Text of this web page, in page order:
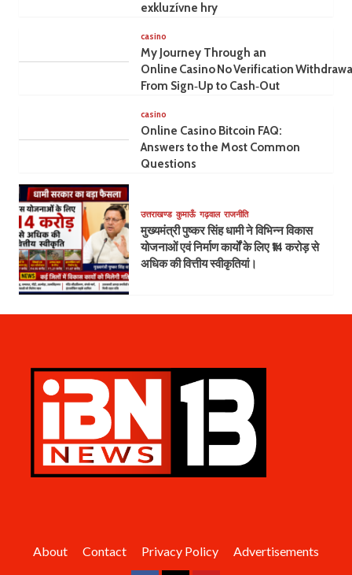
exkluzívne hry
casino
My Journey Through an
Online Casino No Verification
From Sign‑Up to Cash‑Out
casino
Online Casino Bitcoin FAQ:
Answers to the Most Common
Questions
उत्तराखण्ड कुमाऊँ गढ़वाल राजनीति
मुख्यमंत्री पुष्कर सिंह धामी ने विभिन्न विकास
योजनाओं एवं निर्माण कार्यों के लिए ₹14 करोड़ से
अधिक की वित्तीय स्वीकृतियां।
About Contact Privacy Policy Advertisements